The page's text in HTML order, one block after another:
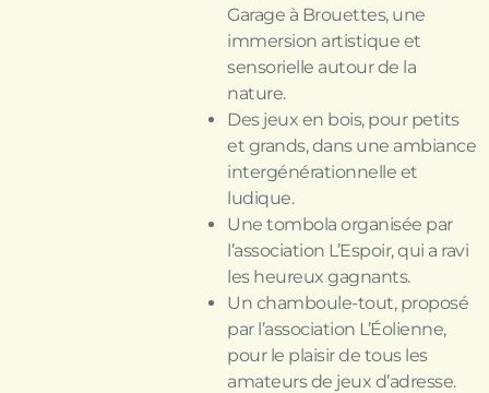
Garage à Brouettes, une
immersion artistique et
sensorielle autour de la
nature.
Des jeux en bois, pour petits
et grands, dans une ambiance
intergénérationnelle et
ludique.
Une tombola organisée par
l’association L’Espoir, qui a ravi
les heureux gagnants.
Un chamboule-tout, proposé
par l’association L’Éolienne,
pour le plaisir de tous les
amateurs de jeux d’adresse.